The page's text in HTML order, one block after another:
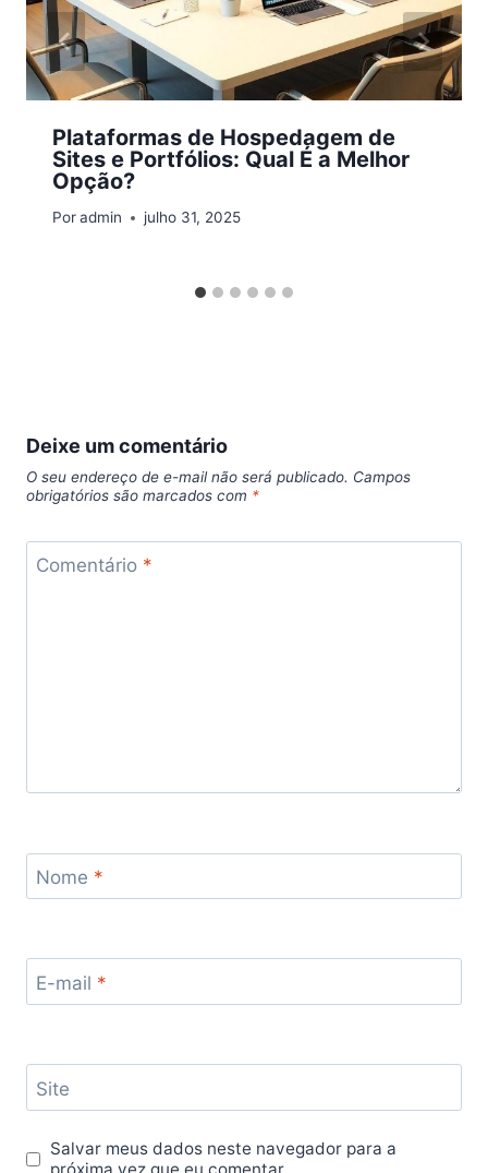
Plataformas de Hospedagem de
Sites e Portfólios: Qual É a Melhor
Opção?
Poradmin julho 31, 2025
Deixe um comentário
O seu endereço de e-mail não será publicado. Campos
obrigatórios são marcados com *
Comentário *
Nome *
E-mail *
Site
Salvar meus dados neste navegador para a